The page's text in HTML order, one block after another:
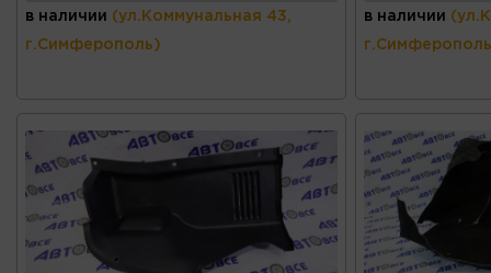
в наличии (ул.Коммунальная 43,
г.Симферополь)
в наличии